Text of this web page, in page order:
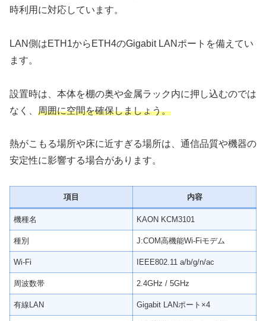
時利用に対応しています。
LAN側はETH1からETH4のGigabit LANポートを備えてい
ます。
設置時は、本体を棚の奥や金属ラック内に押し込むのでは
なく、 周囲に空間を確保しましょう。
熱がこもる場所や床に近すぎる場所は、通信品質や機器の
安定性に影響する場合があります。
項目 内容
機種名 KAON KCM3101
種別 J:COM高機能Wi-Fiモデム
Wi-Fi IEEE802.11 a/b/g/n/ac
周波数帯 2.4GHz / 5GHz
有線LAN Gigabit LANポート×4